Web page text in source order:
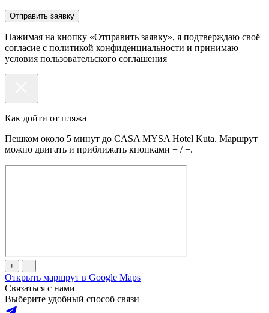
Нажимая на кнопку «Отправить заявку», я подтверждаю своё
согласие с политикой конфиденциальности и принимаю
условия пользовательского соглашения
Как дойти от пляжа
Пешком около 5 минут до CASA MYSA Hotel Kuta. Маршрут
можно двигать и приближать кнопками + / −.
+ −
Открыть маршрут в Google Maps
Связаться с нами
Выберите удобный способ связи